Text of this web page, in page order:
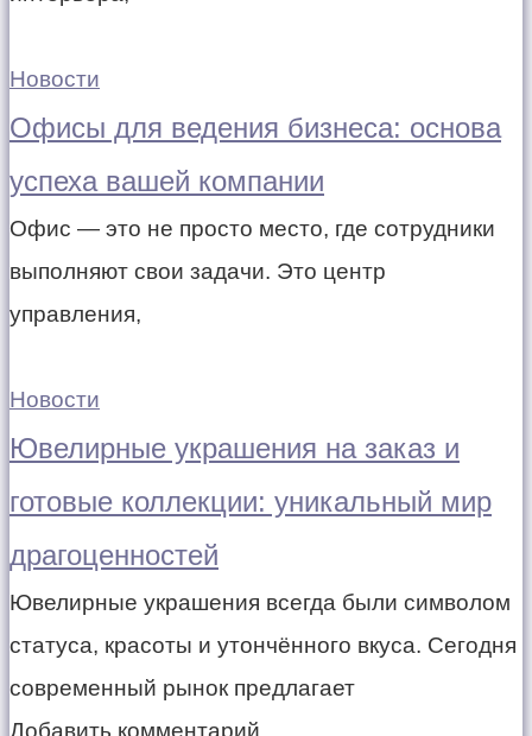
Новости
Офисы для ведения бизнеса: основа
успеха вашей компании
Офис — это не просто место, где сотрудники
выполняют свои задачи. Это центр
управления,
Новости
Ювелирные украшения на заказ и
готовые коллекции: уникальный мир
драгоценностей
Ювелирные украшения всегда были символом
статуса, красоты и утончённого вкуса. Сегодня
современный рынок предлагает
Добавить комментарий